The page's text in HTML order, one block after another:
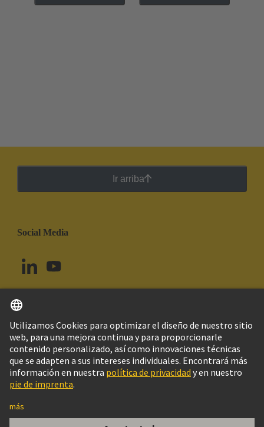
Ir arriba
Social Media
Uruguay Español
© Grupo Tecnológico HARTING
Configuración de cookies